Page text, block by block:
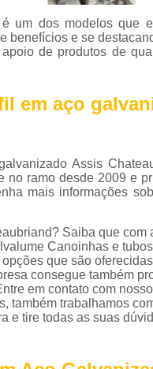
Máquina de Solda
Parafuso
Parafuso
Perfil Caibro
Perfil em U
Perfil U Ferro
Roldana
Roldana
um dos modelos que
benefícios e se
de produtos de
em aço
Assis
no ramo desde 2009 e
mais informações
Saiba que com
Canoinhas e
que são
consegue também
em contato com
também trabalhamos
e tire todas as suas